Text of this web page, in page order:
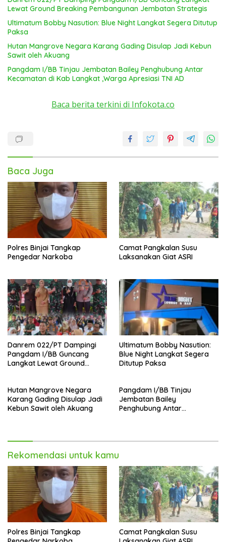
Lewat Ground Breaking Pembangunan Jembatan Strategis
Ultimatum Bobby Nasution: Blue Night Langkat Segera Ditutup
Paksa
Hutan Mangrove Negara Karang Gading Disulap Jadi Kebun
Sawit oleh Akuang
Pangdam I/BB Tinjau Jembatan Bailey Penghubung Antar
Kecamatan di Kab Langkat ,Warga Apresiasi TNI AD
Baca berita terkini di Infokota.co
Baca Juga
Polres Binjai Tangkap
Pengedar Narkoba
Camat Pangkalan Susu
Laksanakan Giat ASRI
Danrem 022/PT Dampingi
Pangdam I/BB Guncang
Langkat Lewat Ground
Ultimatum Bobby Nasution:
Blue Night Langkat Segera
Ditutup Paksa
Hutan Mangrove Negara
Karang Gading Disulap Jadi
Kebun Sawit oleh Akuang
Pangdam I/BB Tinjau
Jembatan Bailey
Penghubung Antar
Rekomendasi untuk kamu
Polres Binjai Tangkap
Camat Pangkalan Susu